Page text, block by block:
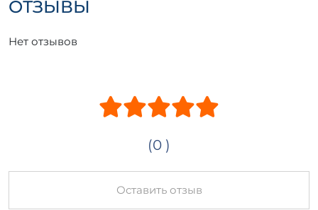
ОТЗЫВЫ
Нет отзывов
(0 )
Оставить отзыв